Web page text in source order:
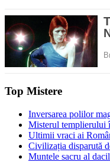
Top Mistere
Inversarea polilor
Misterul templierului
Ultimii vraci ai
Civilizația disparută
Muntele sacru al